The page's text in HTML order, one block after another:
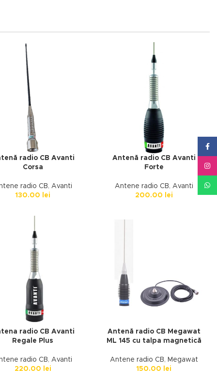
radio CB Avanti
Corsa
radio CB, Avanti
130.00
lei
Antenă radio CB Avanti
Forte
Antene radio CB, Avanti
200.00
lei
radio CB Avanti
Regale Plus
radio CB, Avanti
220.00
lei
Antenă radio CB Megawat
ML 145 cu talpa magnetică
Antene radio CB, Megawat
150.00
lei